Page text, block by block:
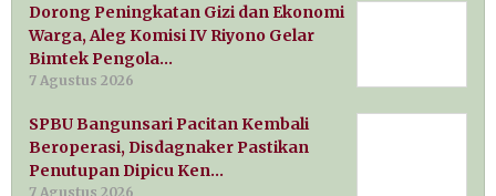
Dorong Peningkatan Gizi dan Ekonomi
Warga, Aleg Komisi IV Riyono Gelar
Bimtek Pengola…
7 Agustus 2026
SPBU Bangunsari Pacitan Kembali
Beroperasi, Disdagnaker Pastikan
Penutupan Dipicu Ken…
7 Agustus 2026